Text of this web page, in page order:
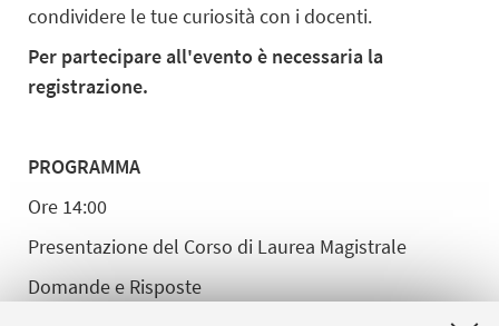
condividere le tue curiosità con i docenti.
Per partecipare all'evento è necessaria la
registrazione.
PROGRAMMA
Ore 14:00
Presentazione del Corso di Laurea Magistrale
Domande e Risposte